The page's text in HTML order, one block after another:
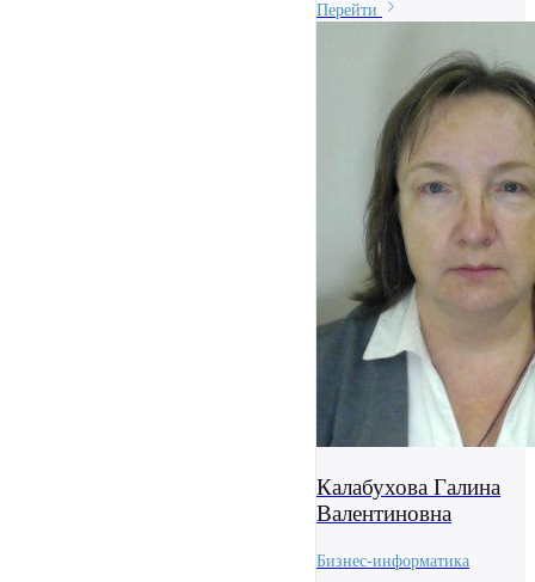
Перейти
Калабухова Галина
Валентиновна
Бизнес-информатика